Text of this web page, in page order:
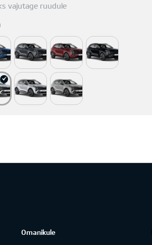
vajutage ruudule
Omanikule